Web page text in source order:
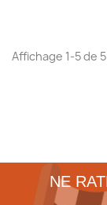
Affichage 1-5 de
NE